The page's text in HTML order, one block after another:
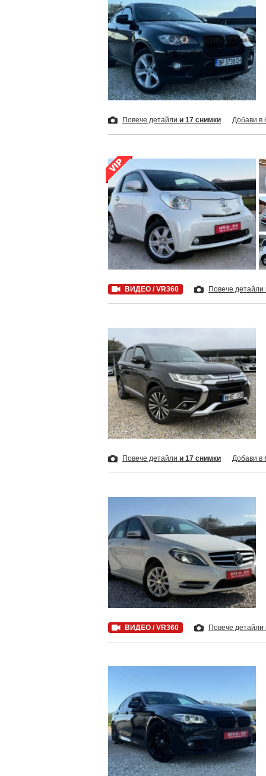
Повече детайли и 17 снимки Добави в
ВИДЕО / VR360 Повече детайли
Повече детайли и 17 снимки Добави в
ВИДЕО / VR360 Повече детайли